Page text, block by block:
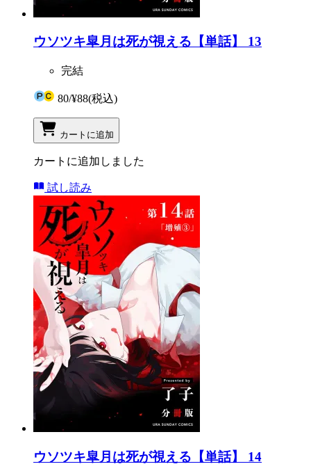
ウソツキ皐月は死が視える【単話】 13
完結
80/¥88(税込)
カートに追加
カートに追加しました
試し読み
ウソツキ皐月は死が視える【単話】 14